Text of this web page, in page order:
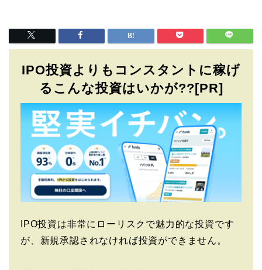
IPO投資よりもコンスタントに稼げ
るこんな投資はいかが??[PR]
IPO投資は非常にローリスクで魅力的な投資です
が、新規承認されなければ投資ができません。